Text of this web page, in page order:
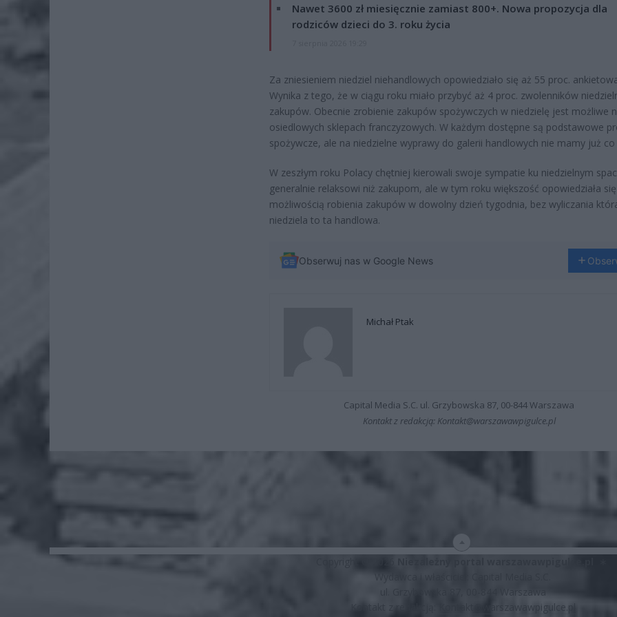
Nawet 3600 zł miesięcznie zamiast 800+. Nowa propozycja dla
rodziców dzieci do 3. roku życia
Za zniesieniem niedziel niehandlowych opowiedziało się aż 55 proc.
Wynika z tego, że w ciągu roku miało przybyć aż 4 proc. zwolenników
zakupów. Obecnie zrobienie zakupów spożywczych w niedzielę jest możliwe
osiedlowych sklepach franczyzowych. W każdym dostępne są podstawowe
spożywcze, ale na niedzielne wyprawy do galerii handlowych nie mamy już co
W zeszłym roku Polacy chętniej kierowali swoje sympatie ku niedzielnym
generalnie relaksowi niż zakupom, ale w tym roku większość opowiedziała
możliwością robienia zakupów w dowolny dzień tygodnia, bez wyliczania
niedziela to ta handlowa.
Obserwuj nas w Google News
Michał Ptak
Capital Media S.C. ul. Grzybowska 87, 00-844 Warszawa
Kontakt z redakcją: Kontakt@warszawawpigulce.pl
ul. Grzybowska 87, 00-844 Warszawa
Kontakt z redakcją:
Kontakt@warszawawpigulce.pl